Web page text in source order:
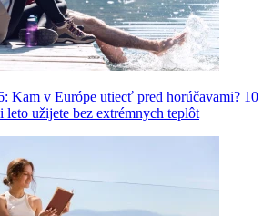
Kam v Európe utiecť pred horúčavami? 10
leto užijete bez extrémnych teplôt